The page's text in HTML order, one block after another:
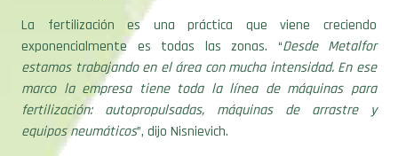
La fertilización es una práctica que viene creciendo
exponencialmente es todas las zonas. “Desde Metalfor
estamos trabajando en el área con mucha intensidad. En ese
marco la empresa tiene toda la línea de máquinas para
fertilización: autopropulsadas, máquinas de arrastre y
equipos neumáticos”, dijo Nisnievich.